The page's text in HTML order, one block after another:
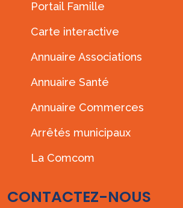
Portail Famille
Carte interactive
Annuaire Associations
Annuaire Santé
Annuaire Commerces
Arrêtés municipaux
La Comcom
CONTACTEZ-NOUS